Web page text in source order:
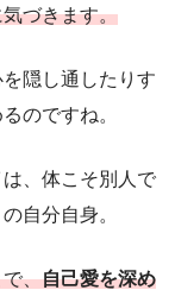
気づきます。
隠し通したりす
のですね。
、体こそ別人で
自分自身。
、自己愛を深め